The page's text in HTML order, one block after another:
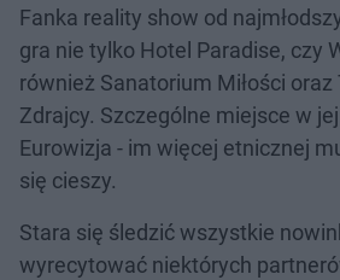
Fanka reality show od
gra nie tylko Hotel Paradise, czy
również Sanatorium Miłości oraz
Zdrajcy. Szczególne miejsce w
Eurowizja - im więcej etnicznej
się cieszy.
Stara się śledzić wszystkie
wyrecytować niektórych